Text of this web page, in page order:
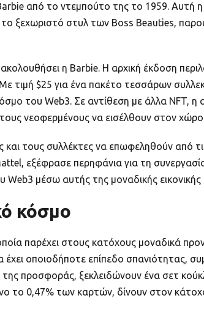
από το ντεμπούτο της το 1959. Αυτή
το ξεχωριστό στυλ των Boss Beauties,
η Barbie. Η αρχική έκδοση
τιμή $25 για ένα πακέτο τεσσάρων
του Web3. Σε αντίθεση με άλλα NFT,
τους νεοφερμένους να εισέλθουν στον
τους συλλέκτες να επωφεληθούν από
εξέφρασε περηφάνια για τη
Web3 μέσω αυτής της μοναδικής
κόσμο
παρέχει στους κατόχους μοναδικά
έχει οποιοδήποτε επίπεδο σπανιότητας,
προσφοράς, ξεκλειδώνουν ένα σετ
το 0,47% των καρτών, δίνουν στον κάτοχο